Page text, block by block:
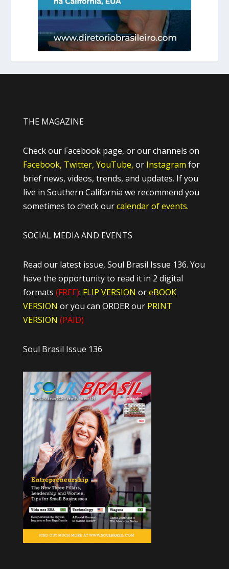
THE MAGAZINE
Check our Facebook page, or our channels on
Facebook, Twitter, YouTube, or Instagram for
brief news, videos, trends, and updates. If you
live in Southern California we recommend you
sometimes to check ourcalendar of events.
SOCIAL MEDIA AND EVENTS
Read our latest issue, Soul Brasil Issue 136. You
have the opportunity to read it in 2 digital
formats (FREE): FLIP VERSION oreBOOK
VERSION or you can ORDER our PRINT
VERSION (PAID)
Soul Brasil Issue 136